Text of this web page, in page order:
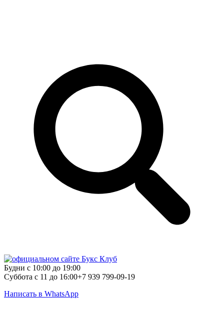
Будни с 10:00 до 19:00
Суббота с 11 до 16:00+7 939 799-09-19
Написать в WhatsApp